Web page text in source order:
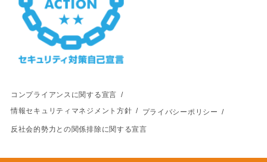
コンプライアンスに関する宣言
情報セキュリティマネジメント方針 プライバシーポリシー
反社会的勢力との関係排除に関する宣言